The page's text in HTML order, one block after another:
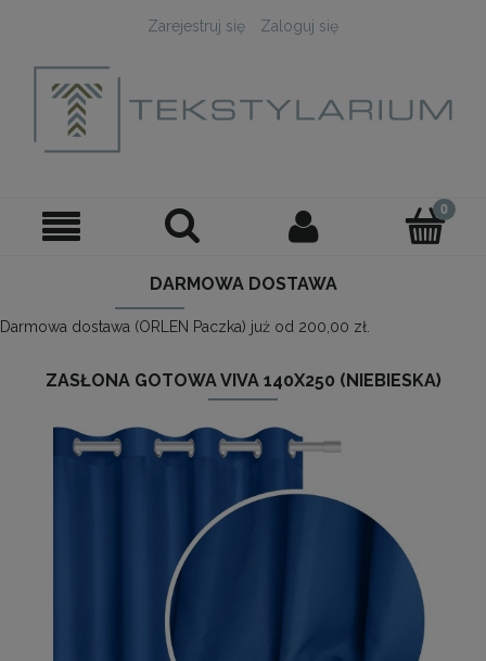
Zarejestruj się Zaloguj się
DARMOWA DOSTAWA
Darmowa dostawa (ORLEN Paczka) już od 200,00 zł.
ZASŁONA GOTOWA VIVA 140X250 (NIEBIESKA)